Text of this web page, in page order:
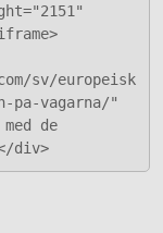
sv/europeisk
pa-vagarna/"
de
div>